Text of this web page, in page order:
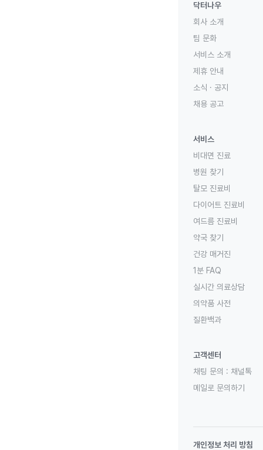
닥터나우
회사 소개
팀 문화
서비스 소개
제휴 안내
소식 · 공지
채용 공고
서비스
비대면 진료
병원 찾기
탈모 진료비
다이어트 진료비
여드름 진료비
약국 찾기
건강 매거진
1분 FAQ
실시간 의료상담
의약품 사전
질환백과
고객센터
채팅 문의 : 채널톡
메일로 문의하기
개인정보 처리 방침